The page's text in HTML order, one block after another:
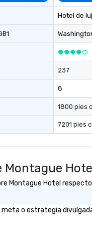
solving, while having
with On Purpose
brings your team
together in exciting,
purposeful activities
a big impression and
a genuine team
keeping them
and engaged. Skill
happens in a
relatable structure, so your
or lost as soon as
your team - on
Hotel de
237
8
1800 pies
7201 pies
Montague Hotel
o estrategia